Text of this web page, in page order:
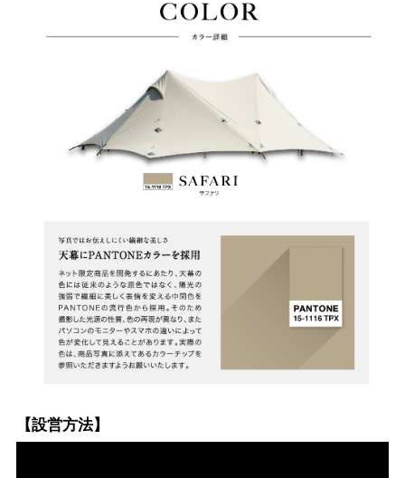
【設営方法】